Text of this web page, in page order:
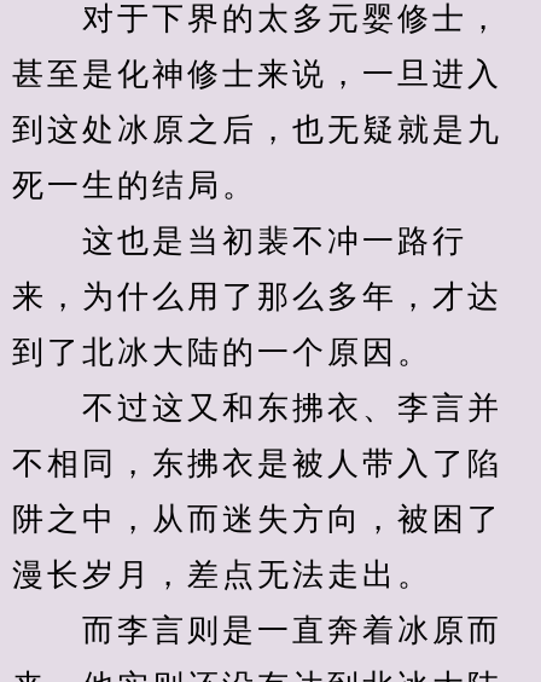
对于下界的太多元婴修士，
甚至是化神修士来说，一旦进入
到这处冰原之后，也无疑就是九
死一生的结局。
这也是当初裴不冲一路行
来，为什么用了那么多年，才达
到了北冰大陆的一个原因。
不过这又和东拂衣、李言并
不相同，东拂衣是被人带入了陷
阱之中，从而迷失方向，被困了
漫长岁月，差点无法走出。
而李言则是一直奔着冰原而